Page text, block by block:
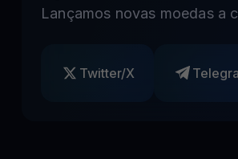
Lançamos novas moedas a
Twitter/X